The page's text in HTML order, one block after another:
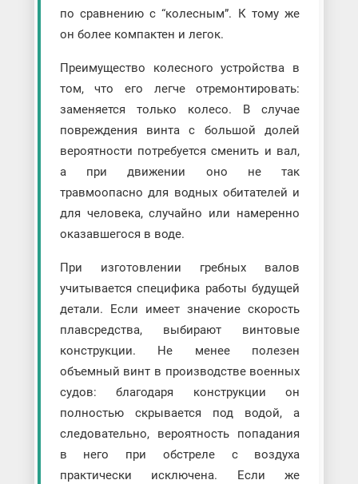
по сравнению с “колесным”. К тому же
он более компактен и легок.
Преимущество колесного устройства в
том, что его легче отремонтировать:
заменяется только колесо. В случае
повреждения винта с большой долей
вероятности потребуется сменить и вал,
а при движении оно не так
травмоопасно для водных обитателей и
для человека, случайно или намеренно
оказавшегося в воде.
При изготовлении гребных валов
учитывается специфика работы будущей
детали. Если имеет значение скорость
плавсредства, выбирают винтовые
конструкции. Не менее полезен
объемный винт в производстве военных
судов: благодаря конструкции он
полностью скрывается под водой, а
следовательно, вероятность попадания
в него при обстреле с воздуха
практически исключена. Если же